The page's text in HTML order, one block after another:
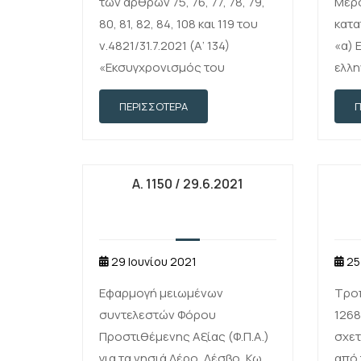
80, 81, 82, 84, 108 και 119 του
ν.4821/31.7.2021 (Α’ 134)
«Εκσυγχρονισμός του
Ελληνικού Κτηματολογίου,
νέες ψηφιακές υπηρεσίες και
διατάξεις»
ΠΕΡΙΣΣΌΤΕΡΑ
«α)
Α. 1150 / 29.6.2021
29 Ιουνίου 2021
Εφαρμογή μειωμένων
συντελεστών Φόρου
Προστιθέμενης Αξίας (Φ.Π.Α.)